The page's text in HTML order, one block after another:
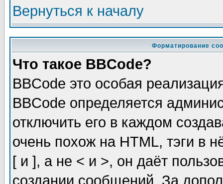
Вернуться к началу
Форматирование
Что такое BBCode?
BBCode это особая
BBCode определяется
отключить его в каждом
очень похож на HTML, тэги в
[ и ], а не < и >, он даёт
создании сообщений. За